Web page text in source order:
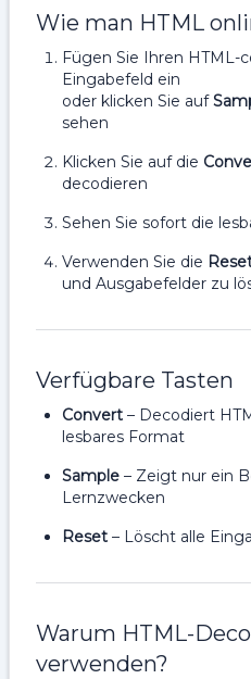
Wie man HTML
Fügen Sie Ihren HTML-
Eingabefeld ein
oder klicken Sie auf
sehen
Klicken Sie auf die
decodieren
Sehen Sie sofort die
Verwenden Sie die
und Ausgabefelder zu
Verfügbare Tasten
Convert – Decodiert
lesbares Format
Sample – Zeigt nur ein
Lernzwecken
Reset – Löscht alle
Warum HTML-
verwenden?